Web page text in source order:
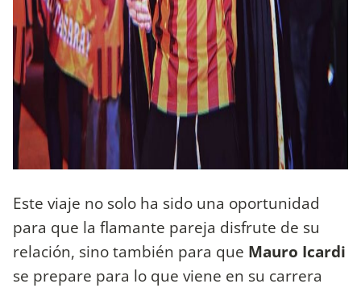
Este viaje no solo ha sido una oportunidad
para que la flamante pareja disfrute de su
relación, sino también para que Mauro Icardi
se prepare para lo que viene en su carrera